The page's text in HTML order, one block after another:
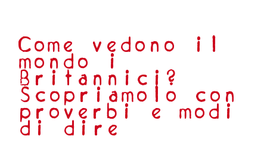
Come vedono il
mondo i
Britannici?
Scopriamolo con
proverbi e modi
di dire